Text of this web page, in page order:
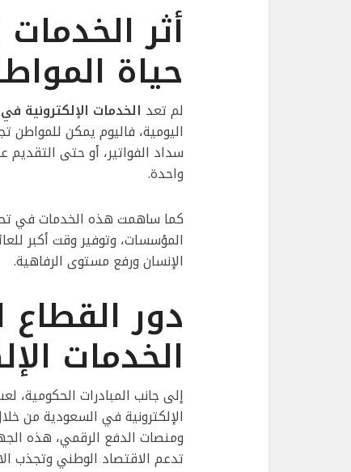
أثر
حياة
لم تعد الخدمات الإلكترونية
اليومية، فاليوم يمكن
واحدة.
كما ساهمت هذه الخدمات في
المؤسسات، وتوفير وقت أكبر
الإنسان ورفع مستوى الرفاهية.
دور
الخدمات
إلى جانب المبادرات
الإلكترونية في السعودية من
ومنصات الدفع الرقمي، هذه
تدعم الاقتصاد الوطني وتجذب